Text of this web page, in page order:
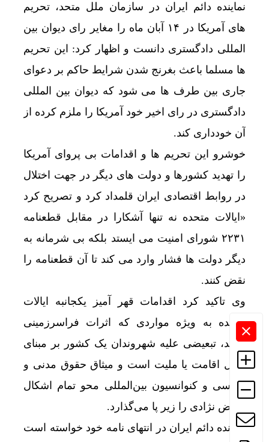
نماینده دائم ایران در سازمان ملل متحد، تحریم
های آمریکا در ۱۴ آبان ماه را مغایر رای دیوان بین
المللی دادگستری دانست و اظهار کرد: این تحریم
ها مسلما باعث بغرنج شدن شرایط حاکم بر دعوای
جاری بین طرف ها می شود که دیوان بین المللی
دادگستری در رای اخیر خود آمریکا را ملزم کرده از
آن خودداری کند.
خوشرو این تحریم ها و اقدامات بی پروای آمریکا
را تهدید کشورها و دولت های دیگر در جهت اختلال
در روابط اقتصادی ایران قلمداد کرد و تصریح کرد
«ایالات متحده نه تنها آشکارا در مقابل قطعنامه
۲۲۳۱ شورای امنیت می ایستد بلکه بی شرمانه به
دیگر دولت ها فشار وارد می کند تا آن قطعنامه را
نقض کنند.
وی تاکید کرد اقدامات قهر آمیز یکجانبه ایالات
متحده به ویژه مواردی که اثرات فراسرزمینی
دارند، تبعیضی علیه شهروندان یک کشور بر مبنای
محل اقامت یا ملیت است و میثاق حقوق مدنی و
سیاسی و کنوانسیون بین‌المللی محو تمام اشکال
تبعیض نژادی را زیر پا می‌گذارد.
نماینده دائم ایران در انتهای نامه خود خواسته است